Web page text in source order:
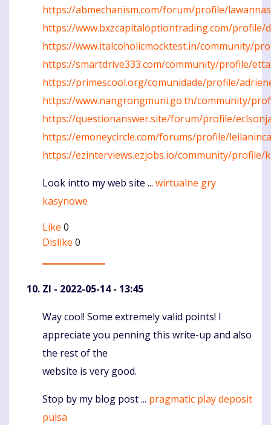
https://abmechanism.com/forum/profile/
https://www.bxzcapitaloptiontrading.com/profile/
https://www.italcoholicmocktest.in/community/
https://smartdrive333.com/community/profile/
https://primescool.org/comunidade/profile/
https://www.nangrongmuni.go.th/community/
https://questionanswer.site/forum/profile/
https://emoneycircle.com/forums/profile/
https://ezinterviews.ezjobs.io/community/profile/
Look intto my web site ... wirtualne gry
kasynowe
Like 0
Dislike 0
ZI - 2022-05-14 - 13:45
Komentaras
Way cool! Some extremely valid points! I
appreciate you penning this write-up and also
the rest of the
website is very good.
Stop by my blog post ... pragmatic play deposit
pulsa